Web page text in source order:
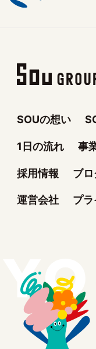
SOUの想い
1日の流れ 事
採用情報 ブロ
運営会社 プ